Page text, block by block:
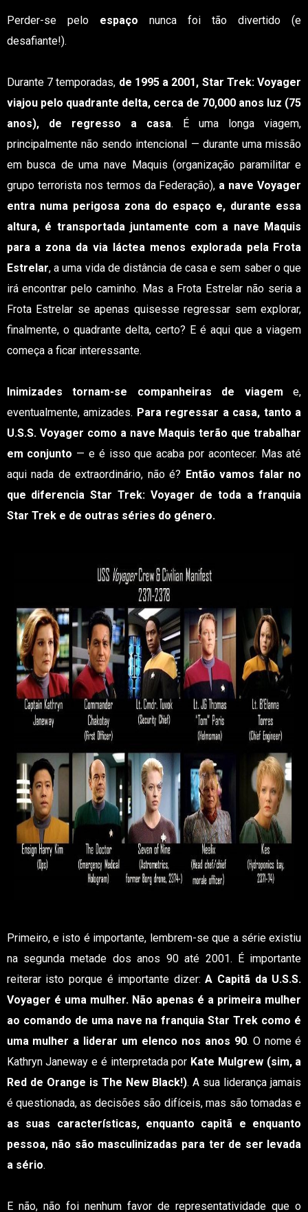
Perder-se pelo espaço nunca foi tão divertido (e
desafiante!).
Durante 7 temporadas, de 1995 a 2001, Star Trek: Voyager
viajou pelo quadrante delta, cerca de 70,000 anos luz (75
anos), de regresso a casa. É uma longa viagem,
principalmente não sendo intencional — durante uma missão
em busca de uma nave Maquis (organização paramilitar e
grupo terrorista nos termos da Federação), a nave Voyager
entra numa perigosa zona do espaço e, durante essa
altura, é transportada juntamente com a nave Maquis
para a zona da via láctea menos explorada pela Frota
Estrelar, a uma vida de distância de casa e sem saber o que
irá encontrar pelo caminho. Mas a Frota Estrelar não seria a
Frota Estrelar se apenas quisesse regressar sem explorar,
finalmente, o quadrante delta, certo? E é aqui que a viagem
começa a ficar interessante.
Inimizades tornam-se companheiras de viageme,
eventualmente, amizades. Para regressar a casa, tanto a
U.S.S. Voyager como a nave Maquis terão que trabalhar
em conjunto — e é isso que acaba por acontecer. Mas até
aqui nada de extraordinário, não é? Então vamos falar no
que diferencia Star Trek: Voyager de toda a franquia
Star Trek e de outras séries do género.
Primeiro, e isto é importante, lembrem-se que a série existiu
na segunda metade dos anos 90 até 2001. É importante
reiterar isto porque é importante dizer:A Capitã da U.S.S.
Voyager é uma mulher. Não apenas é a primeira mulher
ao comando de uma nave na franquia Star Trek como é
uma mulher a liderar um elenco nos anos 90. O nome é
Kathryn Janeway e é interpretada por Kate Mulgrew (sim, a
Red de Orange is The New Black!). A sua liderança jamais
é questionada, as decisões são difíceis, mas são tomadas e
as suas características, enquanto capitã e enquanto
pessoa, não são masculinizadas para ter de ser levada
a sério.
E não, não foi nenhum favor de representatividade que o